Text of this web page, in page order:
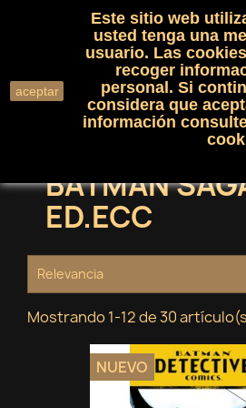
search
BATMAN
ED.ECC
Relevancia
Mostrando 1-12 de 30
NUEVO
aceptar
Este sitio web
usted tenga una
usuario. Las
recoger
personal. Si
considera que
información